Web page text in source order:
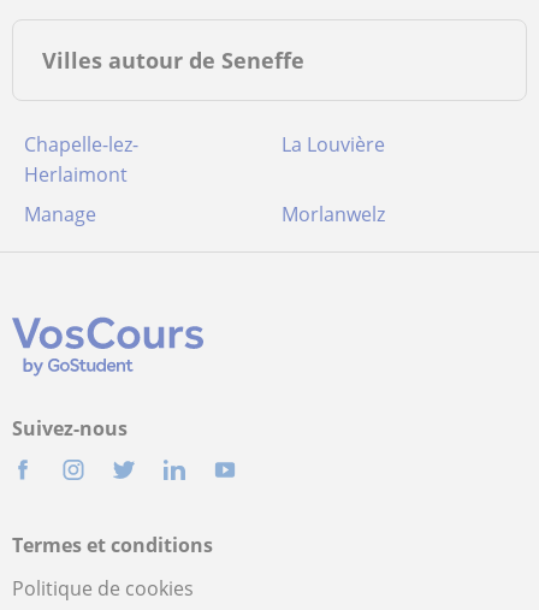
Villes autour de Seneffe
Chapelle-lez-
Herlaimont
La Louvière
Manage Morlanwelz
Suivez-nous
Termes et conditions
Politique de cookies